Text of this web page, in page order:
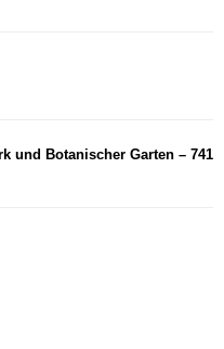
und Botanischer Garten – 741